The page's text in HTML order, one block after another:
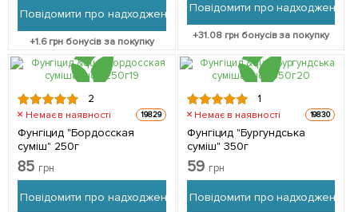
Повідомити про надходження
+1.6грн бонусів за покупку
Повідомити про надходження
+31.08грн бонусів за покупку
2
Немає в наявності 19829
Фунгіцид "Бордосская
суміш" 250г
85 грн
Повідомити про надходження
1
Немає в наявності 19830
Фунгіцид "Бургундська
суміш" 350г
59 грн
Повідомити про надходження